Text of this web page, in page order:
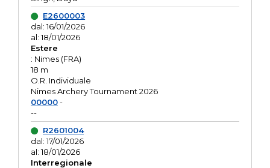
E2600003
dal: 16/01/2026
al: 18/01/2026
Estere
: Nimes (FRA)
18 m
O.R. Individuale
Nimes Archery Tournament 2026
00000-
--
R2601004
dal: 17/01/2026
al: 18/01/2026
Interregionale